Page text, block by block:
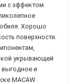
с эффектом
Хорошо
поверхности.
укрывающей
выгодное и
MACAW